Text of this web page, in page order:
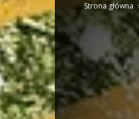
Strona główna